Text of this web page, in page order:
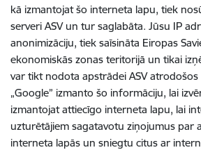
kā izmantojat šo interneta lapu, tiek
serveri ASV un tur saglabāta. Jūsu IP
anonimizāciju, tiek saīsināta Eiropas
ekonomiskās zonas teritorijā un tikai
var tikt nodota apstrādei ASV
„Google” izmanto šo informāciju, lai
izmantojat attiecīgo interneta lapu, lai
uzturētājiem sagatavotu ziņojumus par
interneta lapās un sniegtu citus ar